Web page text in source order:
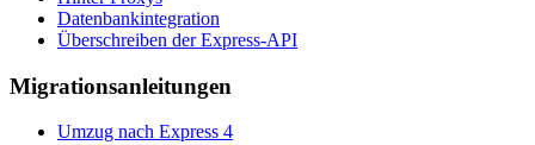
Datenbankintegration
Überschreiben der Express-API
Migrationsanleitungen
Umzug nach Express 4